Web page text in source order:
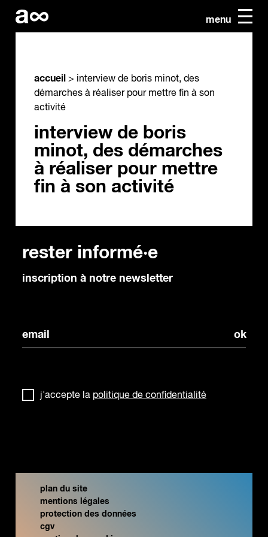
menu
accueil > interview de boris minot, des
démarches à réaliser pour mettre fin à son
activité
interview de boris
minot, des démarches
à réaliser pour mettre
fin à son activité
rester informé·e
inscription à notre newsletter
j'accepte la politique de confidentialité
plan du site
mentions légales
protection des données
cgv